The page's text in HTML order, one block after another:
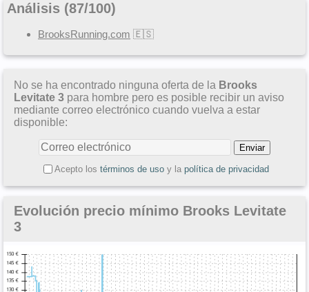
Análisis (87/100)
BrooksRunning.com 🇪🇸
No se ha encontrado ninguna oferta de la Brooks
Levitate 3 para hombre pero es posible recibir un aviso
mediante correo electrónico cuando vuelva a estar
disponible:
Acepto los términos de usoy la política de privacidad
Evolución precio mínimo Brooks Levitate
3